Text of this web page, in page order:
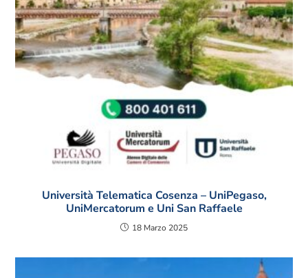
Università Telematica Cosenza – UniPegaso,
UniMercatorum e Uni San Raffaele
18 Marzo 2025